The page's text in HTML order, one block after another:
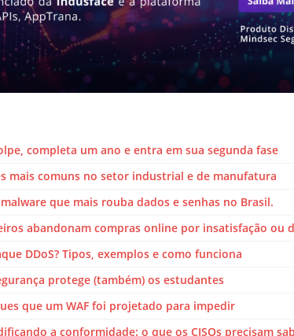
completa um ano e entra em sua segunda fase
mais comuns no setor industrial e de manufatura
que mais rouba dados e senhas no Brasil.
abandonam compras online por insatisfação ou
DDoS? Tipos, exemplos e como funciona
protege (também) os estudantes
que um WAF foi projetado para impedir
a conformidade: o que os CISOs precisam